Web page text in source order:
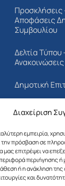
Διαχείριση
εμπειρία,
πρόσβαση σε
μας επιτρέψει να
περιήγησης ή
ή η ανάκληση
και
Προσκλήσεις
Αποφάσεις
Συμβουλίου
Δελτία Τύπου
Ανακοινώσεις
Δημοτική
Διαβουλεύσεις
Προσκλήσεις
Αποφάσεις
Επιτροπής
Λιμενικό